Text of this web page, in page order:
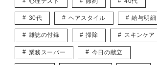
30代 ヘアスタイル 給与明細
雑誌の付録 掃除 スキンケア
業務スーパー 今日の献立